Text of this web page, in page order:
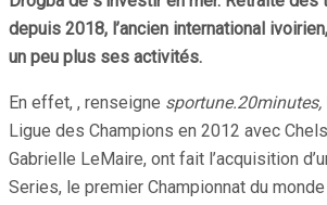
depuis 2018, l’ancien international
un peu plus ses activités.
En effet, , renseigne sportune.20minutes,
Ligue des Champions en 2012 avec
Gabrielle LeMaire, ont fait l’acquisition
Series, le premier Championnat du